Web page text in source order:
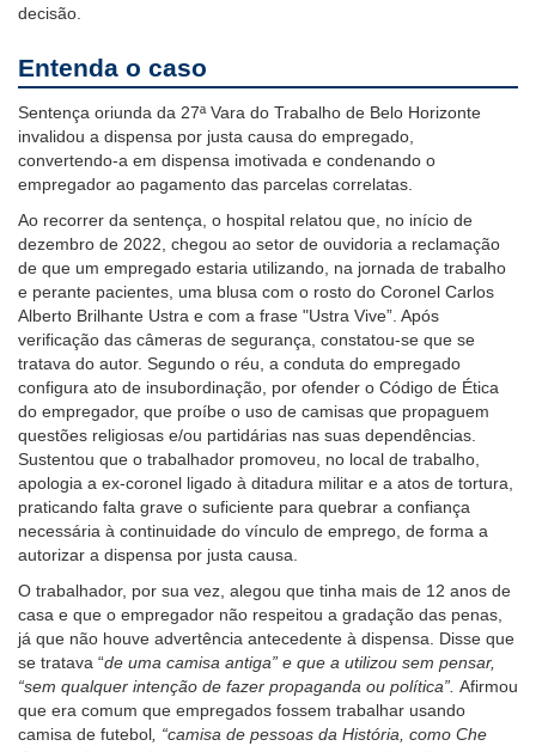
decisão.
Entenda o caso
Sentença oriunda da 27ª Vara do Trabalho de Belo Horizonte
invalidou a dispensa por justa causa do empregado,
convertendo-a em dispensa imotivada e condenando o
empregador ao pagamento das parcelas correlatas.
Ao recorrer da sentença, o hospital relatou que, no início de
dezembro de 2022, chegou ao setor de ouvidoria a reclamação
de que um empregado estaria utilizando, na jornada de trabalho
e perante pacientes, uma blusa com o rosto do Coronel Carlos
Alberto Brilhante Ustra e com a frase "Ustra Vive”. Após
verificação das câmeras de segurança, constatou-se que se
tratava do autor. Segundo o réu, a conduta do empregado
configura ato de insubordinação, por ofender o Código de Ética
do empregador, que proíbe o uso de camisas que propaguem
questões religiosas e/ou partidárias nas suas dependências.
Sustentou que o trabalhador promoveu, no local de trabalho,
apologia a ex-coronel ligado à ditadura militar e a atos de tortura,
praticando falta grave o suficiente para quebrar a confiança
necessária à continuidade do vínculo de emprego, de forma a
autorizar a dispensa por justa causa.
O trabalhador, por sua vez, alegou que tinha mais de 12 anos de
casa e que o empregador não respeitou a gradação das penas,
já que não houve advertência antecedente à dispensa. Disse que
se tratava “de uma camisa antiga” e que a utilizou sem pensar,
“sem qualquer intenção de fazer propaganda ou política”. Afirmou
que era comum que empregados fossem trabalhar usando
camisa de futebol , “camisa de pessoas da História, como Che